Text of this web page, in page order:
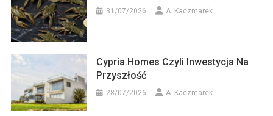
31/07/2026 A. Kaczmarek
Cypria.homes Czyli Inwestycja Na
Przyszłość
28/07/2026 A. Kaczmarek